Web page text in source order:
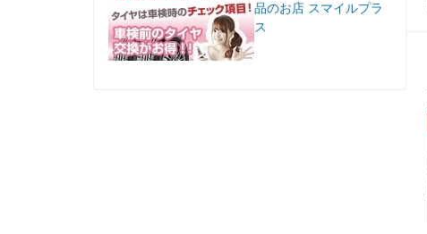
品のお店 スマイルプラ
ス